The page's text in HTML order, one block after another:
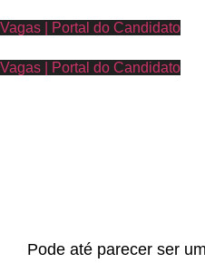
Vagas | Portal do Candidato
Vagas | Portal do Candidato
Pode até parecer ser